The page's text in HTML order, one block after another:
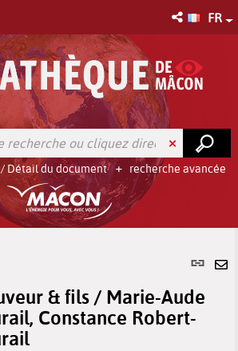
FR
recherche avancée
/ Détail du document
Lien
& fils / Marie-Aude
Constance Robert-